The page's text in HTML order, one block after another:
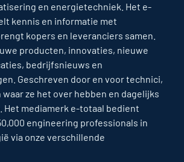
en energietechniek. Het e-
kennis en informatie met
kopers en leveranciers samen.
producten, innovaties, nieuwe
bedrijfsnieuws en
Geschreven door en voor technici,
ze het over hebben en dagelijks
Het mediamerk e-totaal bedient
engineering professionals in
via onze verschillende